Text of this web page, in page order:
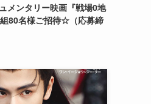
メンタリー映画『戦場0地
80名様ご招待☆（応募締